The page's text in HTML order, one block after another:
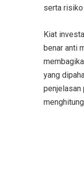
serta risiko
Kiat
benar anti
yang
penjelasan